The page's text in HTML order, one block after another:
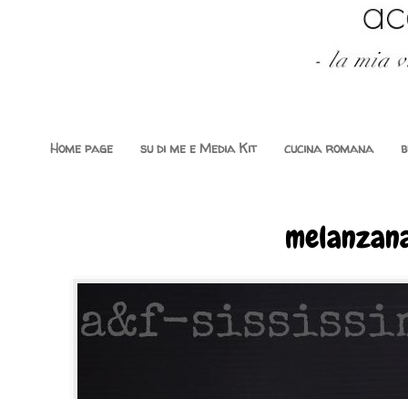
Home page su di me e Media Kit cucina romana